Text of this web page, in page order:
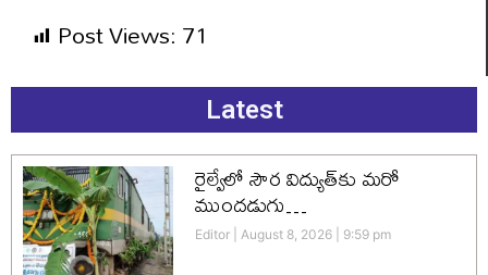
Post Views:71
Latest
రైల్వేలో సౌర విద్యుత్‌కు మరో
ముందడుగు…
Editor August 8, 2026 9:59 pm